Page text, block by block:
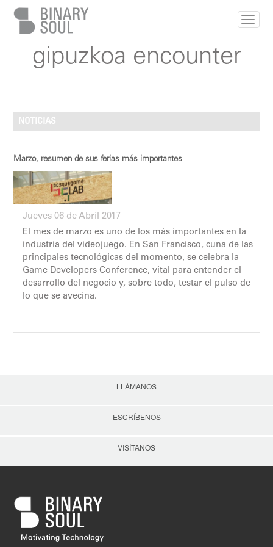
Pasar al contenido principal
gipuzkoa encounter
NOTICIAS
Marzo, resumen de sus ferias más importantes
Jueves 06 de Abril 2017
El mes de marzo es uno de los más importantes en la
industria del videojuego. En San Francisco, cuna de las
principales tecnológicas del momento, se celebra la
Game Developers Conference, vital para entender el
desarrollo del negocio y, sobre todo, testar el pulso de
lo que se avecina.
LLÁMANOS
ESCRÍBENOS
VISÍTANOS